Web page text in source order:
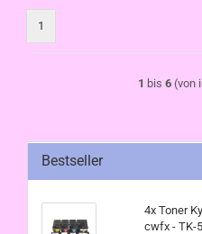
1
1 bis 6 (von
Bestseller
4x Toner
cwfx - TK-